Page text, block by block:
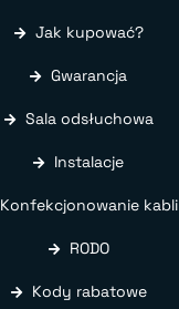
Jak kupować?
Gwarancja
Sala odsłuchowa
Instalacje
Konfekcjonowanie kabli
RODO
Kody rabatowe